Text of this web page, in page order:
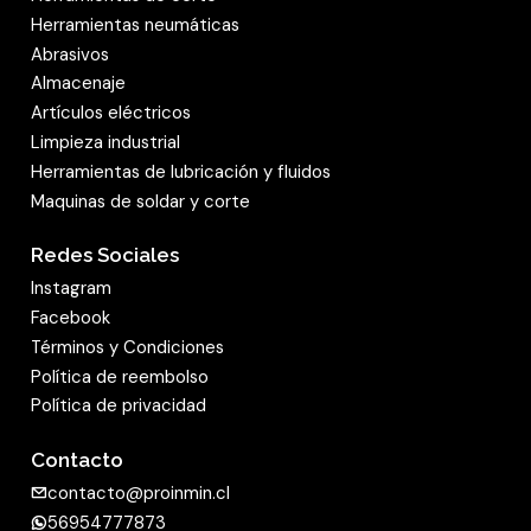
abrasivos un barniz de acabado de resina
sintética. Al igual que todos los tipos de grano
abrasivo utilizados por Klingspor, este se
fabrica con procedimientos sintéticos, por lo
cual posee siempre las mismas características
positivas. Por este motivo, los productos
incluso para la fabricación en serie y las
aplicaciones en la industria.
mostrar menos
Herramientas neumáticas
Abrasivos
Almacenaje
Artículos eléctricos
Limpieza industrial
Herramientas de lubricación y fluidos
Maquinas de soldar y corte
Redes Sociales
Instagram
Facebook
Términos y Condiciones
Política de reembolso
Política de privacidad
Contacto
contacto@proinmin.cl
56954777873